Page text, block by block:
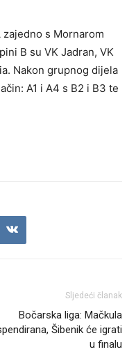
s Mornarom
B su VK Jadran, VK
Nakon grupnog dijela
A1 i A4 s B2 i B3 te
Sljedeći članak
Bočarska liga: Mačkula
Šibenik će igrati
u finalu